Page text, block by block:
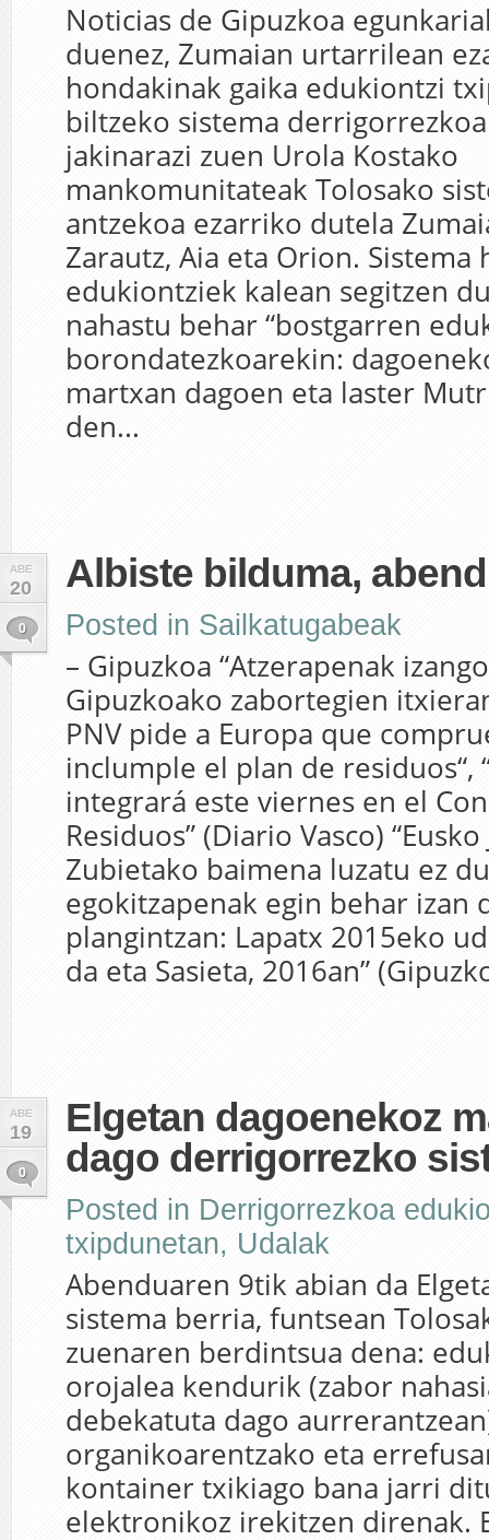
Noticias de Gipuzkoa
duenez, Zumaian urtarrilean
hondakinak gaika edukiontzi
biltzeko sistema
jakinarazi zuen Urola Kostako
mankomunitateak Tolosako
antzekoa ezarriko dutela
Zarautz, Aia eta Orion. Sistema
edukiontziek kalean segitzen
nahastu behar “bostgarren
borondatezkoarekin:
martxan dagoen eta laster
den...
ABE
20
0
Albiste bilduma,
Posted in Sailkatugabeak
– Gipuzkoa “Atzerapenak
Gipuzkoako zabortegien
PNV pide a Europa que
inclumple el plan de residuos“,
integrará este viernes en el
Residuos” (Diario Vasco)
Zubietako baimena luzatu ez
egokitzapenak egin behar izan
plangintzan: Lapatx 2015eko
da eta Sasieta, 2016an”
ABE
19
0
Elgetan dagoenekoz
dago derrigorrezko
Posted in Derrigorrezkoa
txipdunetan, Udalak
Abenduaren 9tik abian da
sistema berria, funtsean
zuenaren berdintsua dena:
orojalea kendurik (zabor
debekatuta dago
organikoarentzako eta
kontainer txikiago bana jarri
elektronikoz irekitzen direnak.